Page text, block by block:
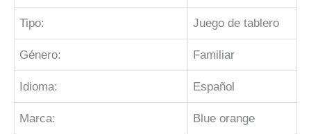
Tipo: Juego de tablero
Género: Familiar
Idioma: Español
Marca: Blue orange